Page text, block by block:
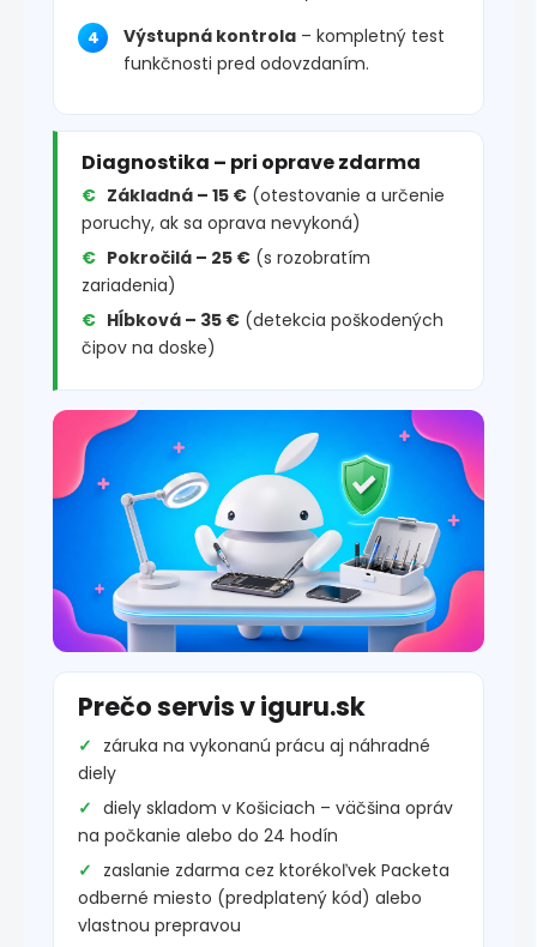
Výstupná kontrola – kompletný test
funkčnosti pred odovzdaním.
Diagnostika – pri oprave zdarma
Základná – 15 € (otestovanie a určenie
poruchy, ak sa oprava nevykoná)
Pokročilá – 25 € (s rozobratím
zariadenia)
Hĺbková – 35 € (detekcia poškodených
čipov na doske)
Prečo servis v iguru.sk
záruka na vykonanú prácu aj náhradné
diely
diely skladom v Košiciach – väčšina opráv
na počkanie alebo do 24 hodín
zaslanie zdarma cez ktorékoľvek Packeta
odberné miesto (predplatený kód) alebo
vlastnou prepravou